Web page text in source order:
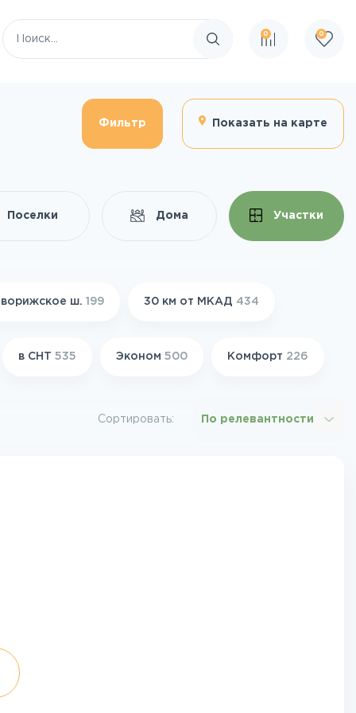
Поиск по сайту
0 0
Фильтр Показать на карте
Поселки Дома Участки
ш. 199 30 км от МКАД 434
в СНТ 535 Эконом 500 Комфорт 226
Сортировать: По релевантности